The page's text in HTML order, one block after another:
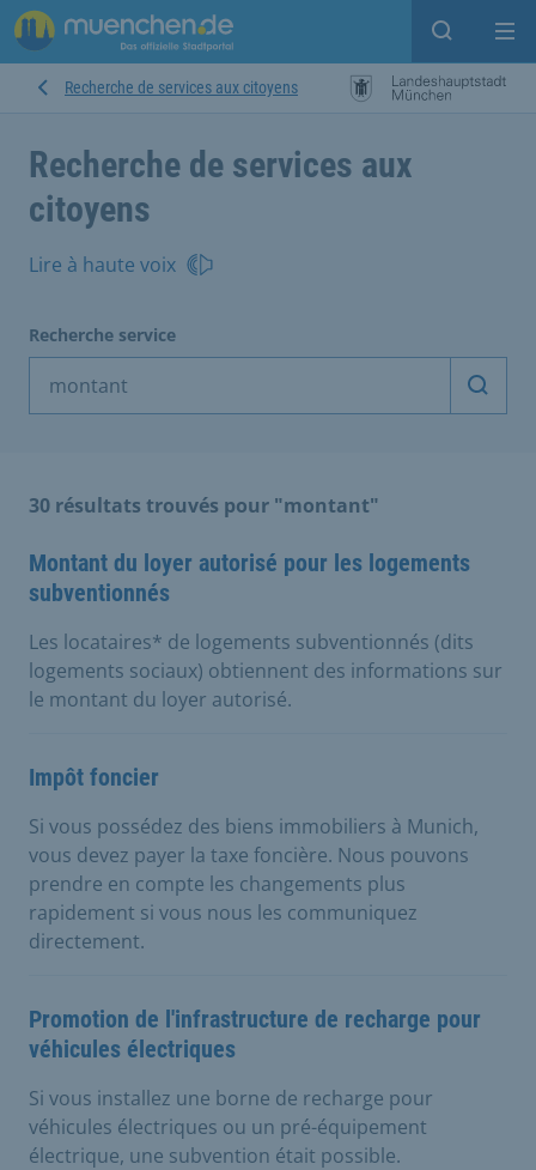
Open
Recherche de services aux citoyens
Recherche de services aux
citoyens
Lire à haute voix
Recherche service
30 résultats trouvés pour "montant"
Montant du loyer autorisé pour les logements
subventionnés
Les locataires* de logements subventionnés (dits
logements sociaux) obtiennent des informations sur
le montant du loyer autorisé.
Impôt foncier
Si vous possédez des biens immobiliers à Munich,
vous devez payer la taxe foncière. Nous pouvons
prendre en compte les changements plus
rapidement si vous nous les communiquez
directement.
Promotion de l'infrastructure de recharge pour
véhicules électriques
Si vous installez une borne de recharge pour
véhicules électriques ou un pré-équipement
électrique, une subvention était possible.